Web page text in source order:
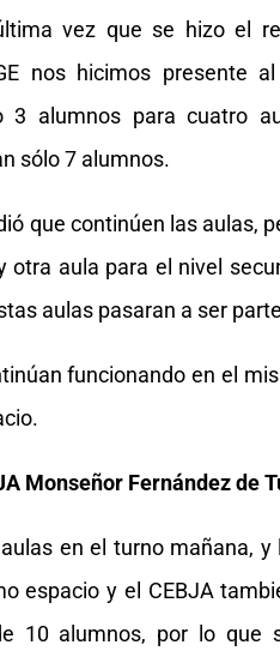
vez que se hizo el
nos hicimos presente
3 alumnos para cuatro
sólo 7 alumnos.
que continúen las aulas,
otra aula para el nivel
aulas pasaran a ser
funcionando en el
Monseñor Fernández de
en el turno mañana,
espacio y el CEBJA
10 alumnos, por lo que